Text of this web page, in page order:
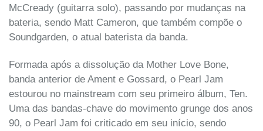
McCready (guitarra solo), passando por mudanças na
bateria, sendo Matt Cameron, que também compõe o
Soundgarden, o atual baterista da banda.
Formada após a dissolução da Mother Love Bone,
banda anterior de Ament e Gossard, o Pearl Jam
estourou no mainstream com seu primeiro álbum, Ten.
Uma das bandas-chave do movimento grunge dos anos
90, o Pearl Jam foi criticado em seu início, sendo